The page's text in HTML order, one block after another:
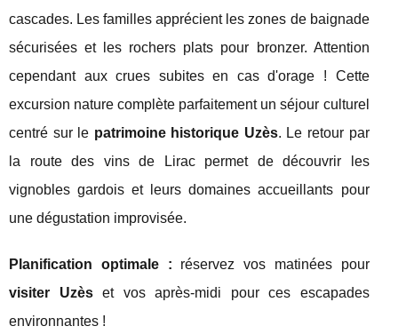
cascades. Les familles apprécient les zones de baignade
sécurisées et les rochers plats pour bronzer. Attention
cependant aux crues subites en cas d'orage ! Cette
excursion nature complète parfaitement un séjour culturel
centré sur le patrimoine historique Uzès. Le retour par
la route des vins de Lirac permet de découvrir les
vignobles gardois et leurs domaines accueillants pour
une dégustation improvisée.
Planification optimale : réservez vos matinées pour
visiter Uzèset vos après-midi pour ces escapades
environnantes !